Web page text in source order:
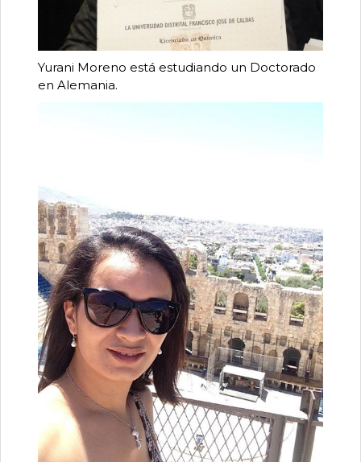
Yurani Moreno está estudiando un Doctorado
en Alemania.